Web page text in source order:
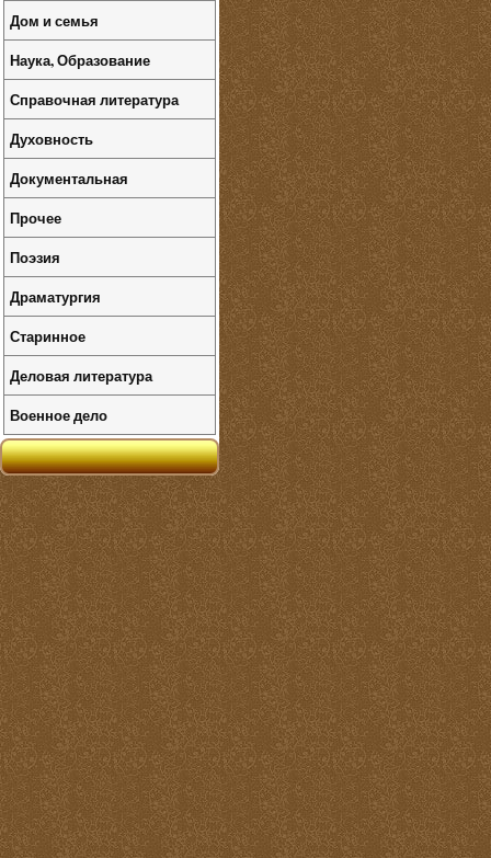
Дом и семья
Наука, Образование
Справочная литература
Духовность
Документальная
Прочее
Поэзия
Драматургия
Старинное
Деловая литература
Военное дело